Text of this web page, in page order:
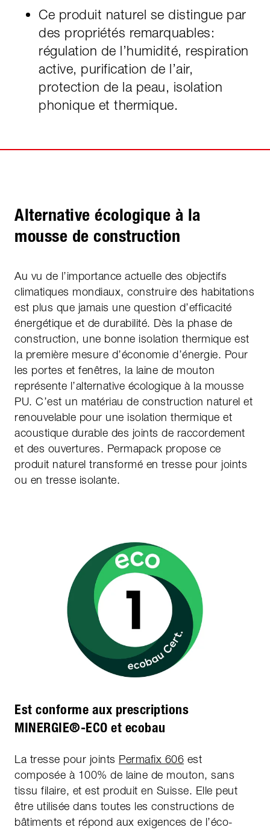
Ce produit naturel se distingue par
des propriétés remarquables:
régulation de l’humidité, respiration
active, purification de l’air,
protection de la peau, isolation
phonique et thermique.
Alternative écologique à la
mousse de construction
Au vu de l’importance actuelle des objectifs
climatiques mondiaux, construire des habitations
est plus que jamais une question d’efficacité
énergétique et de durabilité. Dès la phase de
construction, une bonne isolation thermique est
la première mesure d’économie d’énergie. Pour
les portes et fenêtres, la laine de mouton
représente l’alternative écologique à la mousse
PU. C’est un matériau de construction naturel et
renouvelable pour une isolation thermique et
acoustique durable des joints de raccordement
et des ouvertures. Permapack propose ce
produit naturel transformé en tresse pour joints
ou en tresse isolante.
Est conforme aux prescriptions
MINERGIE®-ECO et ecobau
La tresse pour joints Permafix 606 est
composée à 100% de laine de mouton, sans
tissu filaire, et est produit en Suisse. Elle peut
être utilisée dans toutes les constructions de
bâtiments et répond aux exigences de l’éco-